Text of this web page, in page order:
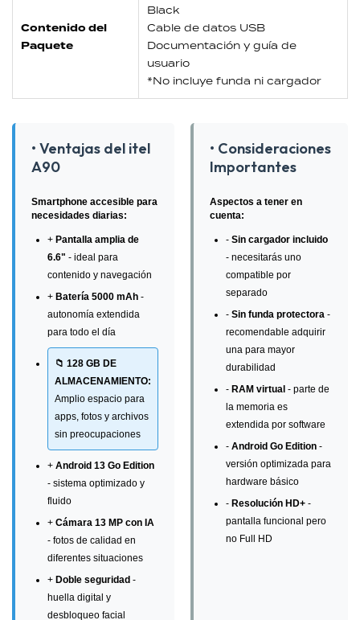
Contenido del
Paquete
Black
Cable de datos USB
Documentación y guía de
usuario
*No incluye funda ni cargador
• Ventajas del itel
A90
Smartphone accesible para
necesidades diarias:
+ Pantalla amplia de
6.6" - ideal para
contenido y navegación
+ Batería 5000 mAh -
autonomía extendida
para todo el día
📁 128 GB DE
ALMACENAMIENTO:
Amplio espacio para
apps, fotos y archivos
sin preocupaciones
+ Android 13 Go Edition
- sistema optimizado y
fluido
+ Cámara 13 MP con IA
- fotos de calidad en
diferentes situaciones
+ Doble seguridad -
huella digital y
desbloqueo facial
• Consideraciones
Importantes
Aspectos a tener en
cuenta:
- Sin cargador incluido
- necesitarás uno
compatible por
separado
- Sin funda protectora -
recomendable adquirir
una para mayor
durabilidad
- RAM virtual - parte de
la memoria es
extendida por software
- Android Go Edition -
versión optimizada para
hardware básico
- Resolución HD+ -
pantalla funcional pero
no Full HD